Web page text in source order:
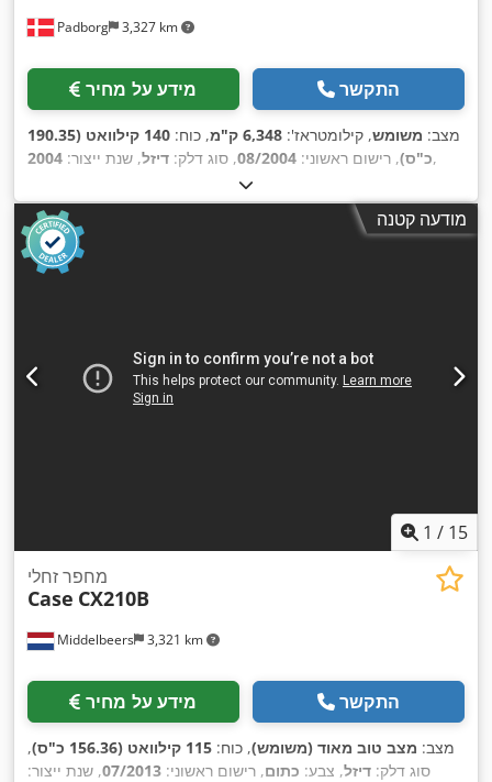
Padborg 3,327 km
מידע על מחיר התקשר
מצב: משומש, קילומטראז': 6,348 ק"מ , כוח:
140 קילוואט (190.35
כ"ס), רישום ראשוני: 08/2004, סוג דלק: דיזל, שנת ייצור: 2004 ,
מודעה קטנה
1 / 15
Middelbeers 3,321 km
מחפר זחלי
Case CX210B
מידע על מחיר התקשר
מצב: מצב טוב מאוד (משומש), כוח: 115 קילוואט (156.36 כ"ס)
,
סוג דלק: דיזל, צבע: כתום, רישום ראשוני: 07/2013, שנת ייצור: